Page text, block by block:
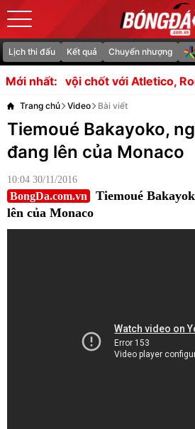
Lịch thi đấu Kết quả Chuyển nhượng
Mới nhất:
Atletico, Romero đợi HLV Flick
Trang chủ Video Bài viết
Tiemoué Bakayoko,
đang lên của Monaco
10:04 30/11/2016
BongDa.com.vn
Tiemoué
lên của Monaco